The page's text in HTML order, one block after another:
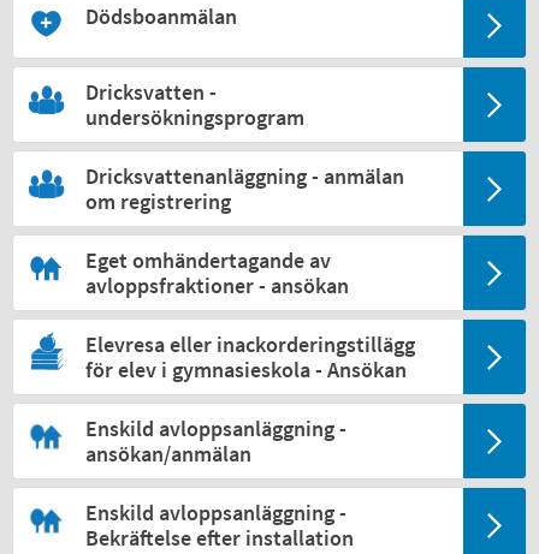
Dödsboanmälan
Dricksvatten -
undersökningsprogram
Dricksvattenanläggning - anmälan
om registrering
Eget omhändertagande av
avloppsfraktioner - ansökan
Elevresa eller inackorderingstillägg
för elev i gymnasieskola - Ansökan
Enskild avloppsanläggning -
ansökan/anmälan
Enskild avloppsanläggning -
Bekräftelse efter installation